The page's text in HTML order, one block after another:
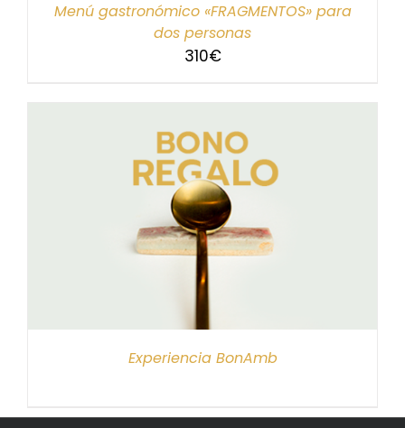
Menú gastronómico «FRAGMENTOS» para
dos personas
310€
Experiencia BonAmb